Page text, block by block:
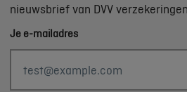
nieuwsbrief van DVV
Je e-mailadres